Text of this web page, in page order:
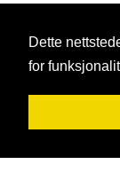
Dette
for